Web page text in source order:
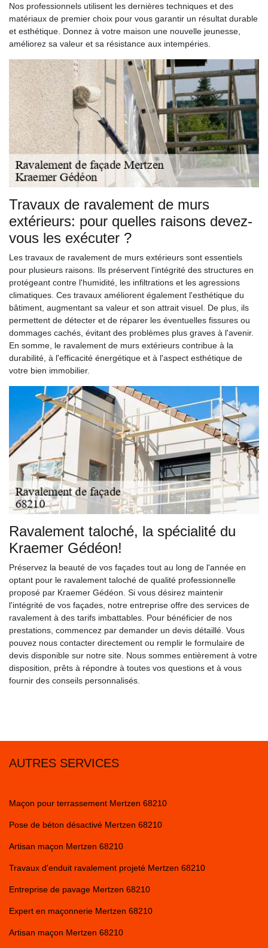
Nos professionnels utilisent les dernières techniques et des
matériaux de premier choix pour vous garantir un résultat durable
et esthétique. Donnez à votre maison une nouvelle jeunesse,
améliorez sa valeur et sa résistance aux intempéries.
Travaux de ravalement de murs
extérieurs: pour quelles raisons devez-
vous les exécuter ?
Les travaux de ravalement de murs extérieurs sont essentiels
pour plusieurs raisons. Ils préservent l'intégrité des structures en
protégeant contre l'humidité, les infiltrations et les agressions
climatiques. Ces travaux améliorent également l'esthétique du
bâtiment, augmentant sa valeur et son attrait visuel. De plus, ils
permettent de détecter et de réparer les éventuelles fissures ou
dommages cachés, évitant des problèmes plus graves à l'avenir.
En somme, le ravalement de murs extérieurs contribue à la
durabilité, à l'efficacité énergétique et à l'aspect esthétique de
votre bien immobilier.
Ravalement taloché, la spécialité du
Kraemer Gédéon!
Préservez la beauté de vos façades tout au long de l'année en
optant pour le ravalement taloché de qualité professionnelle
proposé par Kraemer Gédéon. Si vous désirez maintenir
l'intégrité de vos façades, notre entreprise offre des services de
ravalement à des tarifs imbattables. Pour bénéficier de nos
prestations, commencez par demander un devis détaillé. Vous
pouvez nous contacter directement ou remplir le formulaire de
devis disponible sur notre site. Nous sommes entièrement à votre
disposition, prêts à répondre à toutes vos questions et à vous
fournir des conseils personnalisés.
AUTRES SERVICES
Maçon pour terrassement Mertzen 68210
Pose de béton désactivé Mertzen 68210
Artisan maçon Mertzen 68210
Travaux d'enduit ravalement projeté Mertzen 68210
Entreprise de pavage Mertzen 68210
Expert en maçonnerie Mertzen 68210
Artisan maçon Mertzen 68210